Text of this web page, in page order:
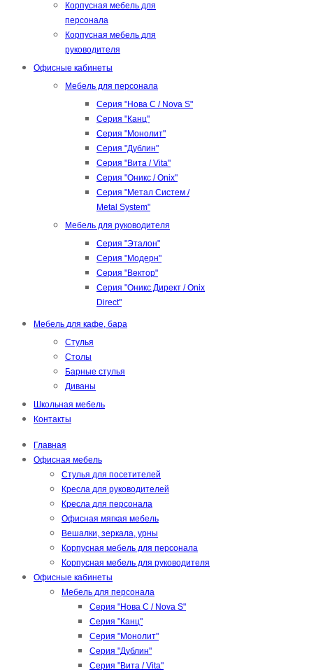
Корпусная мебель для
персонала
Корпусная мебель для
руководителя
Офисные кабинеты
Мебель для персонала
Серия "Нова С / Nova S"
Серия "Канц"
Серия "Монолит"
Серия "Дублин"
Серия "Вита / Vita"
Серия "Оникс / Onix"
Серия "Метал Систем /
Metal System"
Мебель для руководителя
Серия "Эталон"
Серия "Модерн"
Серия "Вектор"
Серия "Оникс Директ / Onix
Direct"
Мебель для кафе, бара
Стулья
Столы
Барные стулья
Диваны
Школьная мебель
Контакты
Главная
Офисная мебель
Стулья для посетителей
Кресла для руководителей
Кресла для персонала
Офисная мягкая мебель
Вешалки, зеркала, урны
Корпусная мебель для персонала
Корпусная мебель для руководителя
Офисные кабинеты
Мебель для персонала
Серия "Нова С / Nova S"
Серия "Канц"
Серия "Монолит"
Серия "Дублин"
Серия "Вита / Vita"